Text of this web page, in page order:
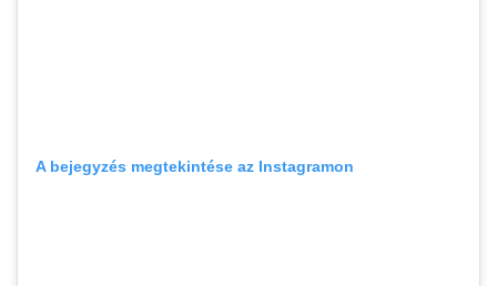
A bejegyzés megtekintése az Instagramon